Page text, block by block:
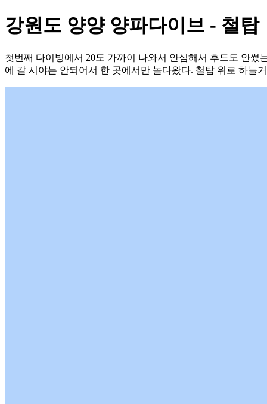
강원도 양양 양파다이브 - 철탑
첫번째 다이빙에서 20도 가까이 나와서 안심해서 후드도 안
에 갈 시야는 안되어서 한 곳에서만 놀다왔다. 철탑 위로 하늘